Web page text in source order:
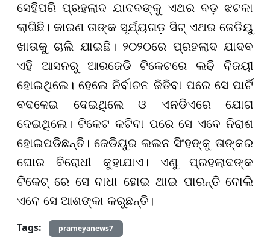
ସେହିପରି ପ୍ରହଲାଦ ଯାଦବଙ୍କୁ ଏଥର ବଡ଼ ଝଟକା
ଲାଗିଛି। କାରଣ ତାଙ୍କ ସୂର୍ଯ୍ୟଗଡ଼ ସିଟ୍ ଏଥର ଜେଡିୟୁ
ଖାତାକୁ ଚାଲି ଯାଇଛି। ୨୦୨୦ରେ ପ୍ରହଲାଦ ଯାଦବ
ଏହି ଆସନରୁ ଆରଜେଡି ଟିକେଟରେ ଲଢି ବିଜୟୀ
ହୋଇଥିଲେ। ହେଲେ ନିର୍ବାଚନ ଜିତିବା ପରେ ସେ ପାର୍ଟି
ବଦଳେଇ ଦେଇଥିଲେ ଓ ଏନଡିଏରେ ଯୋଗ
ଦେଇଥିଲେ। ଟିକେଟ କଟିବା ପରେ ସେ ଏବେ ନିରାଶ
ହୋଇପଡିଛନ୍ତି। ଜେଡିୟୁର ଲଲନ ସିଂହଙ୍କୁ ତାଙ୍କର
ଘୋର ବିରୋଧୀ କୁହାଯାଏ। ଏଣୁ ପ୍ରହଲାଦଙ୍କ
ଟିକେଟ୍ ରେ ସେ ବାଧା ହୋଇ ଥାଇ ପାରନ୍ତି ବୋଲି
ଏବେ ସେ ଆଶଙ୍କା କରୁଛନ୍ତି।
Tags:
prameyanews7